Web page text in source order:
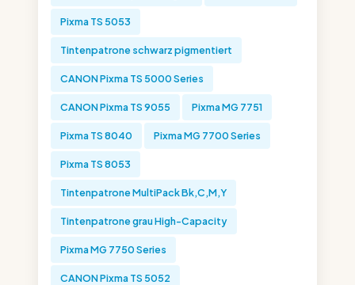
Pixma TS 5053
Tintenpatrone schwarz pigmentiert
CANON Pixma TS 5000 Series
CANON Pixma TS 9055 Pixma MG 7751
Pixma TS 8040 Pixma MG 7700 Series
Pixma TS 8053
Tintenpatrone MultiPack Bk,C,M,Y
Tintenpatrone grau High-Capacity
Pixma MG 7750 Series
CANON Pixma TS 5052